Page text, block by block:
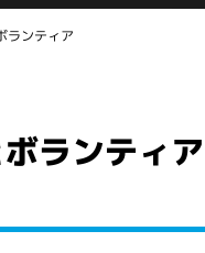
ランティア
ランティア